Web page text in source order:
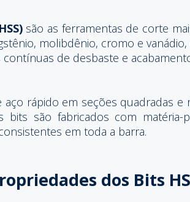
são as ferramentas de corte
molibdênio, cromo e
contínuas de desbaste e
rápido em seções quadradas e
bits são fabricados com matéria-
em toda a barra.
dos Bits